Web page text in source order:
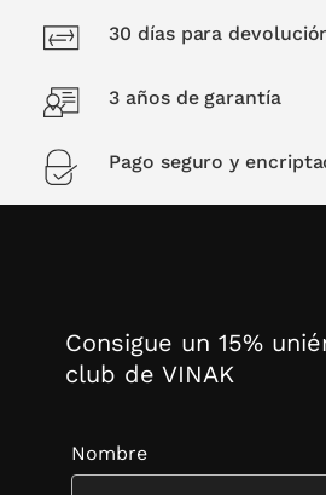
30 días para
3 años de garantía
Pago seguro y
Consigue un 15%
club de VINAK
Nombre